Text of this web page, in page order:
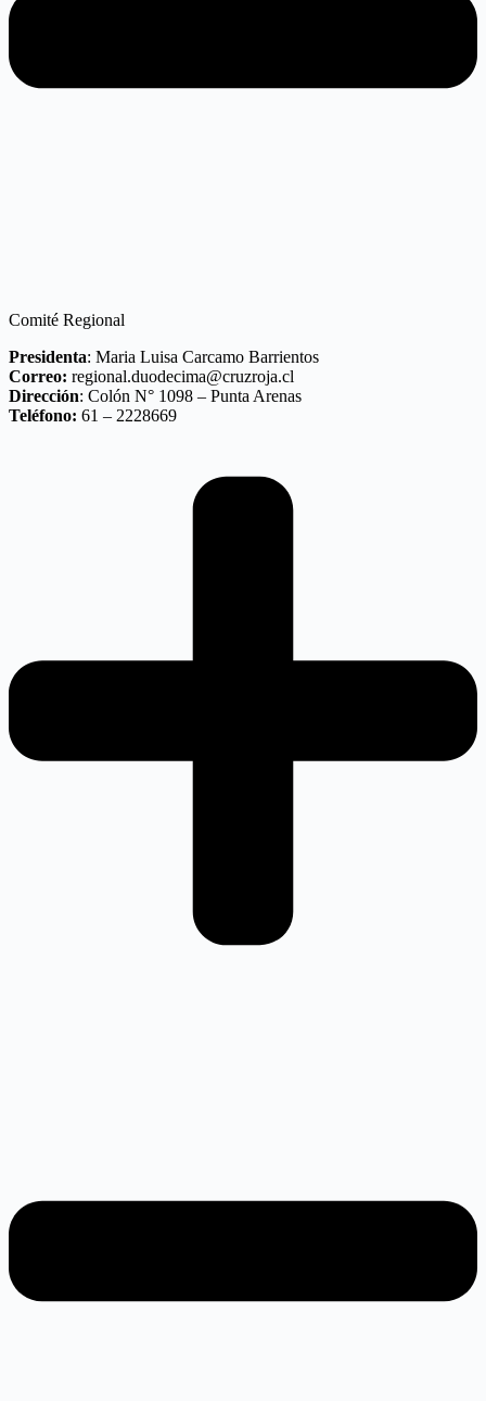
Comité Regional
Presidenta: Maria Luisa Carcamo Barrientos
Correo: regional.duodecima@cruzroja.cl
Dirección: Colón N° 1098 – Punta Arenas
Teléfono: 61 – 2228669